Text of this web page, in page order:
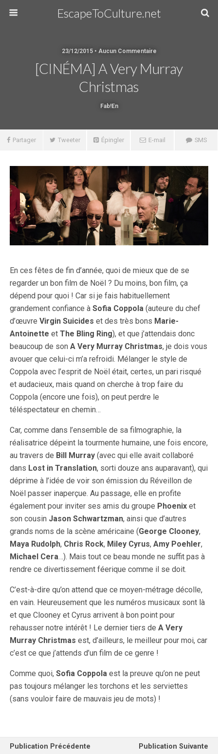
EscapeToCulture.net
23/12/2015 • Aucun Commentaire
[CINÉMA] A Very Murray
Christmas
Fab!en
Partager Tweeter Épingler E-mail SMS
En ces fêtes de fin d’année, quoi de mieux que de se
regarder un bon film de Noël ? Du moins, bon film, ça
dépend pour quoi ! Car si je fais habituellement
grandement confiance à Sofia Coppola (auteure du chef
d’œuvre Virgin Suicides et des très bons Marie-
Antoinette et The Bling Ring), et que j’attendais donc
beaucoup de son A Very Murray Christmas, je dois vous
avouer que celui-ci m’a refroidi. Mélanger le style de
Coppola avec l’esprit de Noël était, certes, un pari risqué
et audacieux, mais quand on cherche à trop faire du
Coppola (encore une fois), on peut perdre le
téléspectateur en chemin…
Car, comme dans l’ensemble de sa filmographie, la
réalisatrice dépeint la tourmente humaine, une fois encore,
au travers de Bill Murray (avec qui elle avait collaboré
dans Lost in Translation, sorti douze ans auparavant), qui
déprime à l’idée de voir son émission du Réveillon de
Noël passer inaperçue. Au passage, elle en profite
également pour inviter ses amis du groupe Phoenix et
son cousin Jason Schwartzman, ainsi que d’autres
grands noms de la scène américaine (George Clooney,
Maya Rudolph, Chris Rock, Miley Cyrus, Amy Poehler,
Michael Cera…). Mais tout ce beau monde ne suffit pas à
rendre ce divertissement féerique comme il se doit.
C’est-à-dire qu’on attend que ce moyen-métrage décolle,
en vain. Heureusement que les numéros musicaux sont là
et que Clooney et Cyrus arrivent à bon point pour
rehausser notre intérêt ! Le dernier tiers de A Very
Murray Christmas est, d’ailleurs, le meilleur pour moi, car
c’est ce que j’attends d’un film de ce genre !
Comme quoi, Sofia Coppola est la preuve qu’on ne peut
pas toujours mélanger les torchons et les serviettes
(sans vouloir faire de mauvais jeu de mots) !
Publication Précédente
Publication Suivante